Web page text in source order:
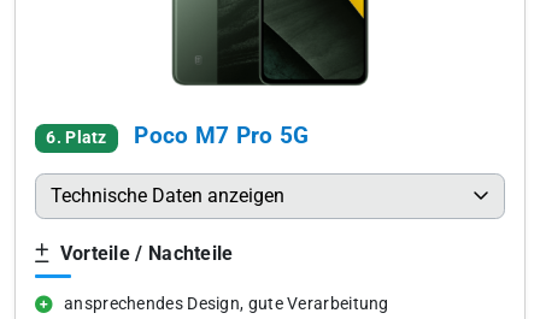
6. Platz Poco M7 Pro 5G
Technische Daten anzeigen
Vorteile / Nachteile
ansprechendes Design, gute Verarbeitung